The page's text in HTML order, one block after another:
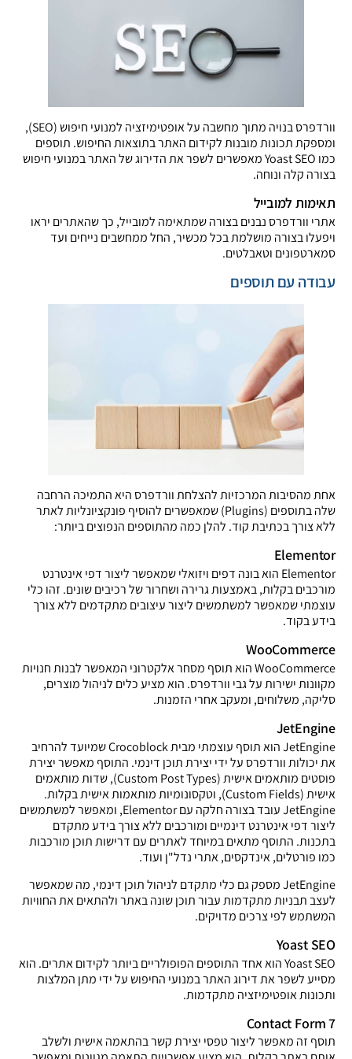
וורדפרס בנויה מתוך מחשבה על אופטימיזציה למנועי חיפוש (SEO),
ומספקת תכונות מובנות לקידום האתר בתוצאות החיפוש. תוספים
כמו Yoast SEO מאפשרים לשפר את הדירוג של האתר במנועי חיפוש
בצורה קלה ונוחה.
תאימות למובייל
אתרי וורדפרס נבנים בצורה שמתאימה למובייל, כך שהאתרים יראו
ויפעלו בצורה מושלמת בכל מכשיר, החל ממחשבים נייחים ועד
סמארטפונים וטאבלטים.
עבודה עם תוספים
אחת מהסיבות המרכזיות להצלחת וורדפרס היא התמיכה הרחבה
שלה בתוספים (Plugins) שמאפשרים להוסיף פונקציונליות לאתר
ללא צורך בכתיבת קוד. להלן כמה מהתוספים הנפוצים ביותר:
Elementor
Elementor הוא בונה דפים ויזואלי שמאפשר ליצור דפי אינטרנט
מורכבים בקלות, באמצעות גרירה ושחרור של רכיבים שונים. זהו כלי
עוצמתי שמאפשר למשתמשים ליצור עיצובים מתקדמים ללא צורך
בידע בקוד.
WooCommerce
WooCommerce הוא תוסף מסחר אלקטרוני המאפשר לבנות חנויות
מקוונות ישירות על גבי וורדפרס. הוא מציע כלים לניהול מוצרים,
סליקה, משלוחים, ומעקב אחרי הזמנות.
JetEngine
JetEngine הוא תוסף עוצמתי מבית Crocoblock שמיועד להרחיב
את יכולות וורדפרס על ידי יצירת תוכן דינמי. התוסף מאפשר יצירת
פוסטים מותאמים אישית (Custom Post Types), שדות מותאמים
אישית (Custom Fields), וטקסונומיות מותאמות אישית בקלות.
JetEngine עובד בצורה חלקה עם Elementor, ומאפשר למשתמשים
ליצור דפי אינטרנט דינמיים ומורכבים ללא צורך בידע מתקדם
בתכנות. התוסף מתאים במיוחד לאתרים עם דרישות תוכן מורכבות
כמו פורטלים, אינדקסים, אתרי נדל"ן ועוד.
JetEngine מספק גם כלי מתקדם לניהול תוכן דינמי, מה שמאפשר
לעצב תבניות מתקדמות עבור תוכן שונה באתר ולהתאים את החוויות
המשתמש לפי צרכים מדויקים.
Yoast SEO
Yoast SEO הוא אחד התוספים הפופולריים ביותר לקידום אתרים. הוא
מסייע לשפר את דירוג האתר במנועי החיפוש על ידי מתן המלצות
ותכונות אופטימיזציה מתקדמות.
Contact Form 7
תוסף זה מאפשר ליצור טפסי יצירת קשר בהתאמה אישית ולשלב